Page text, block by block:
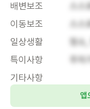
배변보조
스
이동보조
스
일상생활
청
특이사항
주차
기타사항
앱